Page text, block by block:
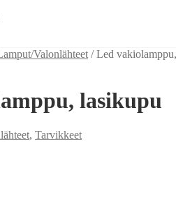
Valonlähteet /Led
lasikupu
, Tarvikkeet